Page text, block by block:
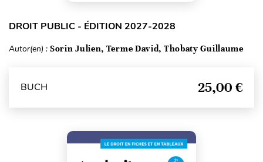
DROIT PUBLIC - ÉDITION 2027-2028
Autor(en) : Sorin Julien, Terme David, Thobaty Guillaume
BUCH 25,00 €